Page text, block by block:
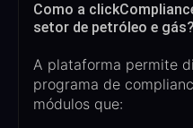
Como a
setor de petróleo e gás?
A plataforma permite
programa de
módulos que: